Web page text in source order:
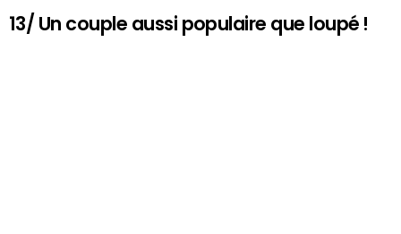
13/ Un couple aussi populaire que loupé !